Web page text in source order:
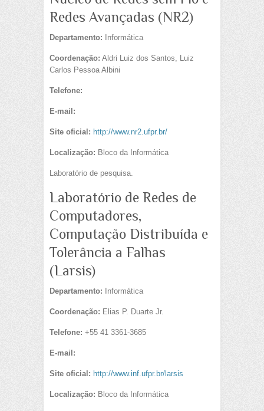
Redes Avançadas (NR2)
Departamento: Informática
Coordenação: Aldri Luiz dos Santos, Luiz
Carlos Pessoa Albini
Telefone:
E-mail:
Site oficial: http://www.nr2.ufpr.br/
Localização: Bloco da Informática
Laboratório de pesquisa.
Laboratório de Redes de
Computadores,
Computação Distribuída e
Tolerância a Falhas
(Larsis)
Departamento: Informática
Coordenação: Elias P. Duarte Jr.
Telefone: +55 41 3361-3685
E-mail:
Site oficial: http://www.inf.ufpr.br/larsis
Localização: Bloco da Informática